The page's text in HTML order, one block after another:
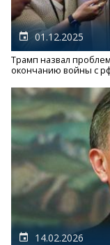
01.12.2025
Трамп назвал
окончанию войны с
14.02.2026